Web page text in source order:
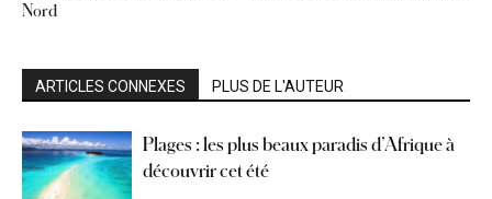
Nord
ARTICLES CONNEXES PLUS DE L'AUTEUR
Plages : les plus beaux paradis d’Afrique à
découvrir cet été